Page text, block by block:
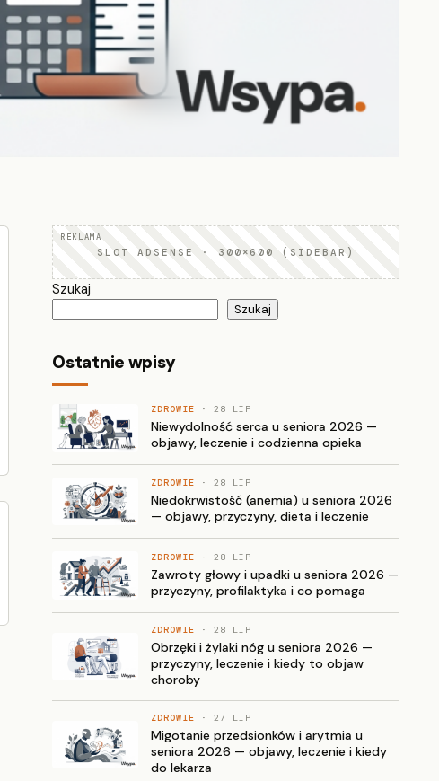
SLOT ADSENSE · 300×600 (SIDEBAR)
Szukaj
Szukaj
Ostatnie wpisy
ZDROWIE · 28 LIP
Niewydolność serca u seniora 2026 —
objawy, leczenie i codzienna opieka
ZDROWIE · 28 LIP
Niedokrwistość (anemia) u seniora 2026
— objawy, przyczyny, dieta i leczenie
ZDROWIE · 28 LIP
Zawroty głowy i upadki u seniora 2026 —
przyczyny, profilaktyka i co pomaga
ZDROWIE · 28 LIP
Obrzęki i żylaki nóg u seniora 2026 —
przyczyny, leczenie i kiedy to objaw
choroby
ZDROWIE · 27 LIP
Migotanie przedsionków i arytmia u
seniora 2026 — objawy, leczenie i kiedy
do lekarza